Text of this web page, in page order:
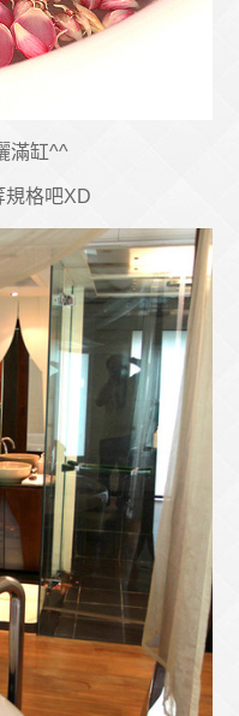
滿缸^^
規格吧XD